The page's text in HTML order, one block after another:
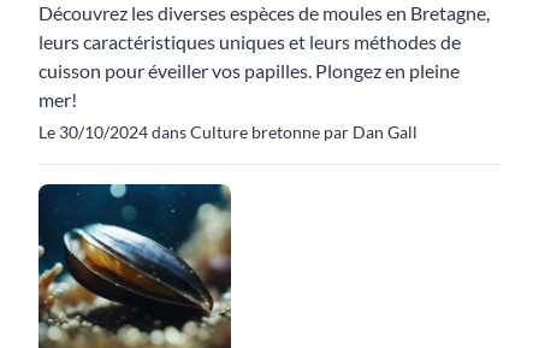
Découvrez les diverses espèces de moules en Bretagne,
leurs caractéristiques uniques et leurs méthodes de
cuisson pour éveiller vos papilles. Plongez en pleine
mer!
Le 30/10/2024 dans Culture bretonne par Dan Gall